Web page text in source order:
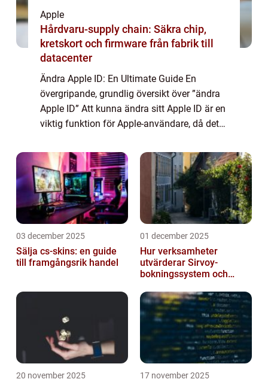
Apple
Hårdvaru-supply chain: Säkra chip,
kretskort och firmware från fabrik till
datacenter
Ändra Apple ID: En Ultimate Guide En
övergripande, grundlig översikt över ”ändra
Apple ID” Att kunna ändra sitt Apple ID är en
viktig funktion för Apple-användare, då det
ens kontoinfo. Genom att...
03 december 2025
Sälja cs-skins: en guide
till framgångsrik handel
01 december 2025
Hur verksamheter
utvärderar Sirvoy-
bokningssystem och
20 november 2025 17 november 2025